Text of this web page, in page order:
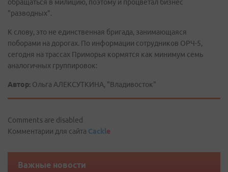
обращаться в милицию, поэтому и процветал бизнес
"разводных".
К слову, это не единственная бригада, занимающаяся
поборами на дорогах. По информации сотрудников ОРЧ-5,
сегодня на трассах Приморья кормятся как минимум семь
аналогичных группировок:
Автор: Ольга АЛЕКСУТКИНА, "Владивосток"
Comments are disabled
Комментарии для сайта Cackle
Важные новости